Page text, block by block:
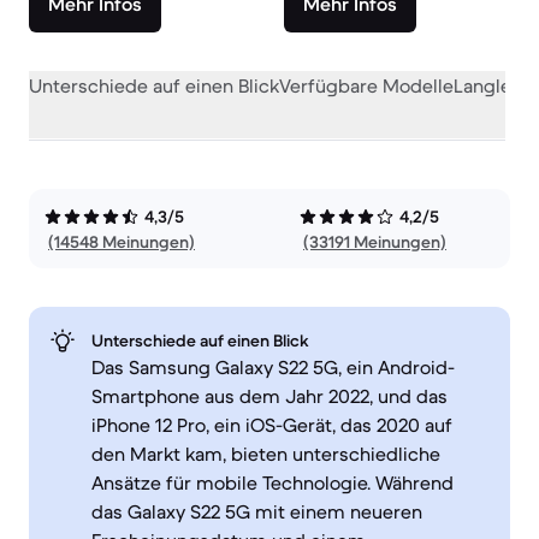
Unterschiede auf einen BlickVerfügbare Modelle
4,3/5
(14548 Meinungen)
4,2/5
(33191 Meinungen)
Unterschiede auf einen Blick
Das Samsung Galaxy S22 5G, ein Android-
Smartphone aus dem Jahr 2022, und das
iPhone 12 Pro, ein iOS-Gerät, das 2020 auf
den Markt kam, bieten unterschiedliche
Ansätze für mobile Technologie. Während
das Galaxy S22 5G mit einem neueren